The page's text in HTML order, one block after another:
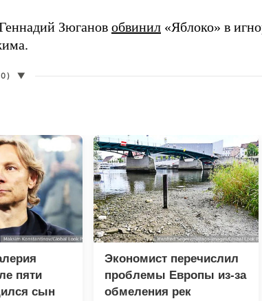
Зюганов обвинил «Яблоко» в
▼
пяти
сын
Экономист перечислил
проблемы Европы из-за
обмеления рек